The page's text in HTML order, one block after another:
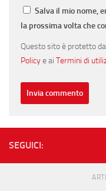
Salva il mio nome,
la prossima volta che
Questo sito è protetto
Policye ai Termini di
SEGUICI: